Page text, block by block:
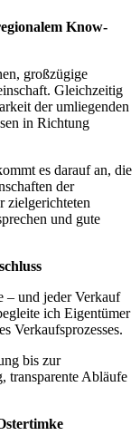
Know-
großzügige
Gleichzeitig
der umliegenden
in Richtung
es darauf an, die
der
zielgerichteten
und gute
– und jeder Verkauf
ich Eigentümer
Verkaufsprozesses.
bis zur
transparente Abläufe